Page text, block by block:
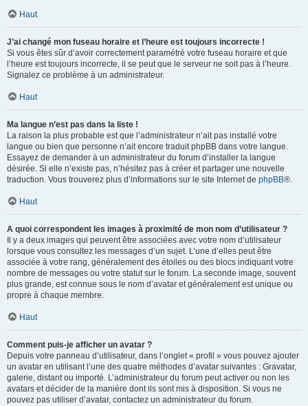
Haut
J’ai changé mon fuseau horaire et l’heure est toujours incorrecte !
Si vous êtes sûr d’avoir correctement paramétré votre fuseau horaire et que
l’heure est toujours incorrecte, il se peut que le serveur ne soit pas à l’heure.
Signalez ce problème à un administrateur.
Haut
Ma langue n’est pas dans la liste !
La raison la plus probable est que l’administrateur n’ait pas installé votre
langue ou bien que personne n’ait encore traduit phpBB dans votre langue.
Essayez de demander à un administrateur du forum d’installer la langue
désirée. Si elle n’existe pas, n’hésitez pas à créer et partager une nouvelle
traduction. Vous trouverez plus d’informations sur le site Internet de phpBB®.
Haut
A quoi correspondent les images à proximité de mon nom d’utilisateur ?
Il y a deux images qui peuvent être associées avec votre nom d’utilisateur
lorsque vous consultez les messages d’un sujet. L’une d’elles peut être
associée à votre rang, généralement des étoiles ou des blocs indiquant votre
nombre de messages ou votre statut sur le forum. La seconde image, souvent
plus grande, est connue sous le nom d’avatar et généralement est unique ou
propre à chaque membre.
Haut
Comment puis-je afficher un avatar ?
Depuis votre panneau d’utilisateur, dans l’onglet « profil » vous pouvez ajouter
un avatar en utilisant l’une des quatre méthodes d’avatar suivantes : Gravatar,
galerie, distant ou importé. L’administrateur du forum peut activer ou non les
avatars et décider de la manière dont ils sont mis à disposition. Si vous ne
pouvez pas utiliser d’avatar, contactez un administrateur du forum.